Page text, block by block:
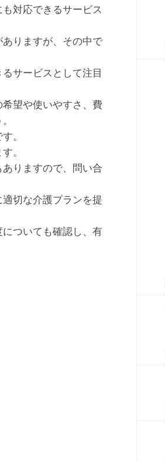
対応できるサービス
りますが、その中で
サービスとして注目
望や使いやすさ、費
。
。
りますので、問い合
切な介護プランを提
ついても確認し、有